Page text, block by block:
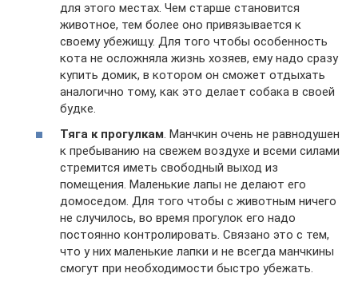
для этого местах. Чем старше становится
животное, тем более оно привязывается к
своему убежищу. Для того чтобы особенность
кота не осложняла жизнь хозяев, ему надо сразу
купить домик, в котором он сможет отдыхать
аналогично тому, как это делает собака в своей
будке.
Тяга к прогулкам. Манчкин очень не равнодушен
к пребыванию на свежем воздухе и всеми силами
стремится иметь свободный выход из
помещения. Маленькие лапы не делают его
домоседом. Для того чтобы с животным ничего
не случилось, во время прогулок его надо
постоянно контролировать. Связано это с тем,
что у них маленькие лапки и не всегда манчкины
смогут при необходимости быстро убежать.